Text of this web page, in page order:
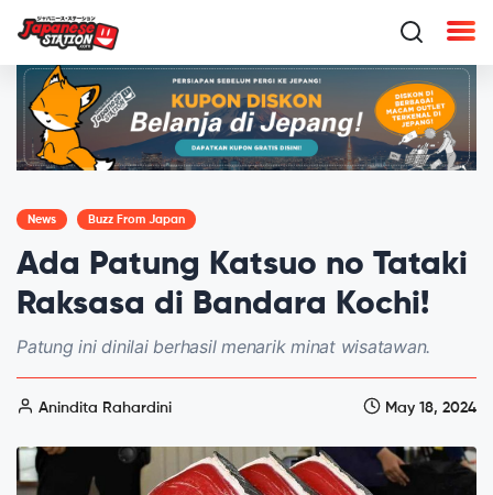
News Buzz From Japan
Ada Patung Katsuo no Tataki
Raksasa di Bandara Kochi!
Patung ini dinilai berhasil menarik minat wisatawan.
Anindita Rahardini May 18, 2024